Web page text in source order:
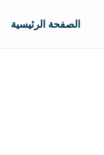
الصفحة الرئيسية